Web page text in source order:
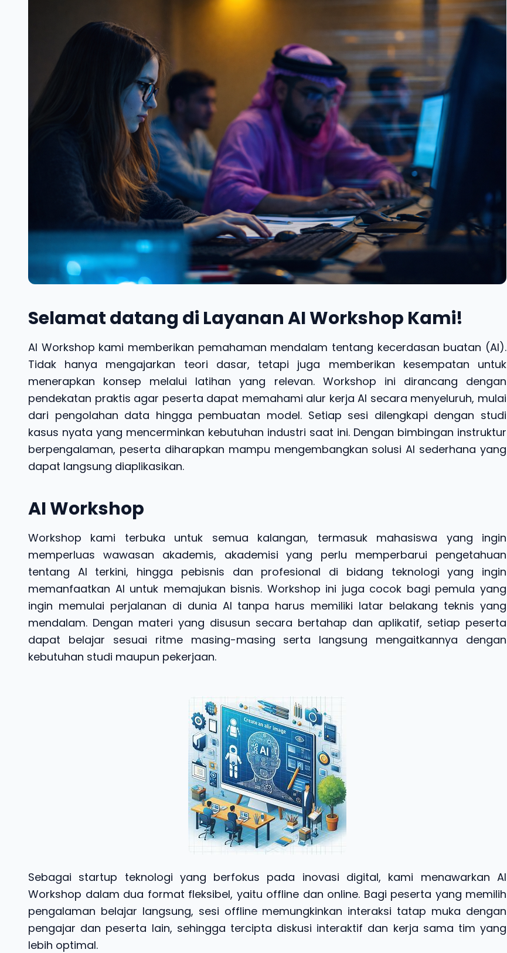
Selamat datang di Layanan AI Workshop Kami!
AI Workshop kami memberikan pemahaman mendalam tentang kecerdasan buatan (AI).
Tidak hanya mengajarkan teori dasar, tetapi juga memberikan kesempatan untuk
menerapkan konsep melalui latihan yang relevan. Workshop ini dirancang dengan
pendekatan praktis agar peserta dapat memahami alur kerja AI secara menyeluruh, mulai
dari pengolahan data hingga pembuatan model. Setiap sesi dilengkapi dengan studi
kasus nyata yang mencerminkan kebutuhan industri saat ini. Dengan bimbingan instruktur
berpengalaman, peserta diharapkan mampu mengembangkan solusi AI sederhana yang
dapat langsung diaplikasikan.
AI Workshop
Workshop kami terbuka untuk semua kalangan, termasuk mahasiswa yang ingin
memperluas wawasan akademis, akademisi yang perlu memperbarui pengetahuan
tentang AI terkini, hingga pebisnis dan profesional di bidang teknologi yang ingin
memanfaatkan AI untuk memajukan bisnis. Workshop ini juga cocok bagi pemula yang
ingin memulai perjalanan di dunia AI tanpa harus memiliki latar belakang teknis yang
mendalam. Dengan materi yang disusun secara bertahap dan aplikatif, setiap peserta
dapat belajar sesuai ritme masing-masing serta langsung mengaitkannya dengan
kebutuhan studi maupun pekerjaan.
Sebagai startup teknologi yang berfokus pada inovasi digital, kami menawarkan AI
Workshop dalam dua format fleksibel, yaitu offline dan online. Bagi peserta yang memilih
pengalaman belajar langsung, sesi offline memungkinkan interaksi tatap muka dengan
pengajar dan peserta lain, sehingga tercipta diskusi interaktif dan kerja sama tim yang
lebih optimal.